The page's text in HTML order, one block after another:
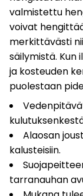
valmistettu
voivat
merkittävästi
säilymistä. Kun
ja kosteuden
puolestaan
Alaosan
kalusteisiin.
tarranauhan